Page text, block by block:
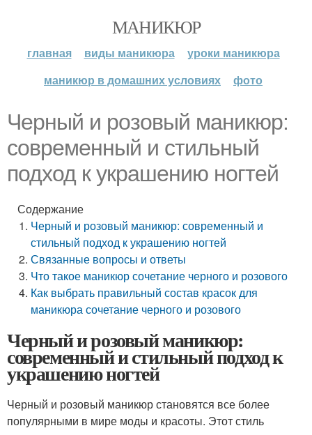
МАНИКЮР
главная виды маникюра
уроки маникюра
маникюр в домашних условиях
фото
Черный и розовый маникюр:
современный и стильный
подход к украшению ногтей
Содержание
Черный и розовый маникюр: современный и
стильный подход к украшению ногтей
Связанные вопросы и ответы
Что такое маникюр сочетание черного и розового
Как выбрать правильный состав красок для
маникюра сочетание черного и розового
Черный и розовый маникюр:
современный и стильный подход к
украшению ногтей
Черный и розовый маникюр становятся все более
популярными в мире моды и красоты. Этот стиль